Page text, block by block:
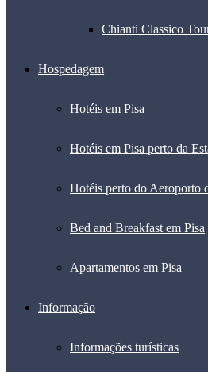
Chianti Classico
Hospedagem
Hotéis em Pisa
Hotéis em Pisa perto da
Hotéis perto do Aeroporto
Bed and Breakfast em Pisa
Apartamentos em Pisa
Informação
Informações turísticas